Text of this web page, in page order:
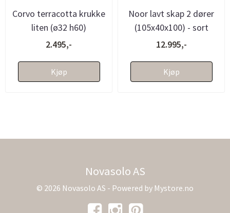
Corvo terracotta krukke
liten (ø32 h60)
2.495,-
Kjøp
Noor lavt skap 2 dører
(105x40x100) - sort
12.995,-
Kjøp
Novasolo AS
© 2026 Novasolo AS - Powered by Mystore.no